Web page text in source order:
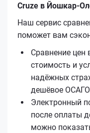
Cruze в Йошкар-
Наш сервис
поможет вам
Сравнение цен
стоимость и
надёжных
дешёвое
Электронный
после оплаты
можно